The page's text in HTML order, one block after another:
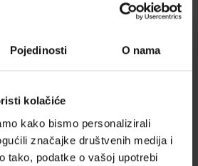
Pojedinosti O nama
kolačiće
kako bismo personalizirali
značajke društvenih medija i
tako, podatke o vašoj upotrebi
-
Maison Alhambra Philos
Centro Parfemska voda
100ml - Parfemske vode -
Unisex
Dostupno